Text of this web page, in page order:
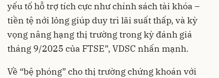
yếu tố hỗ trợ tích cực như chính sách tài khóa –
tiền tệ nới lỏng giúp duy trì lãi suất thấp, và kỳ
vọng nâng hạng thị trường trong kỳ đánh giá
tháng 9/2025 của FTSE”, VDSC nhấn mạnh.
Về “bệ phóng” cho thị trường chứng khoán với